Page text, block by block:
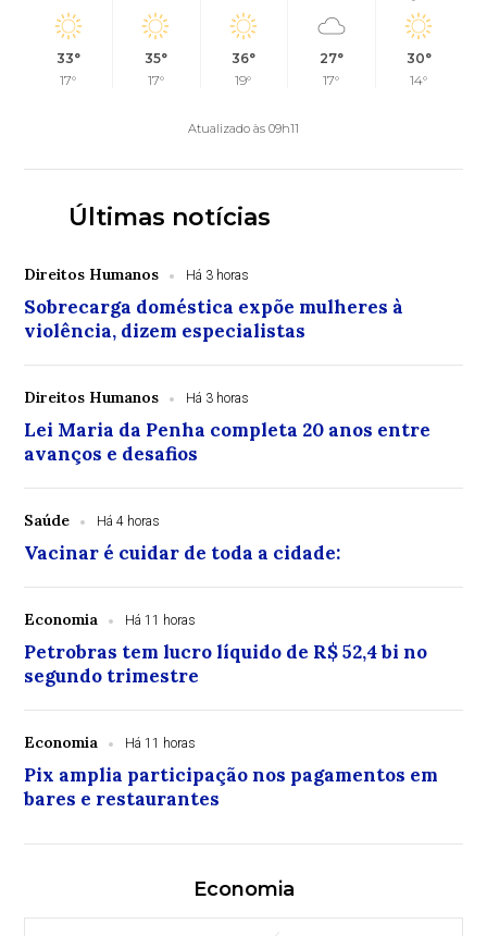
33°
17°
35°
17°
36°
19°
27°
17°
30°
14°
Atualizado às 09h11
Últimas notícias
Direitos Humanos Há 3 horas
Sobrecarga doméstica expõe mulheres à
violência, dizem especialistas
Direitos Humanos Há 3 horas
Lei Maria da Penha completa 20 anos entre
avanços e desafios
Saúde Há 4 horas
Vacinar é cuidar de toda a cidade:
Economia Há 11 horas
Petrobras tem lucro líquido de R$ 52,4 bi no
segundo trimestre
Economia Há 11 horas
Pix amplia participação nos pagamentos em
bares e restaurantes
Economia